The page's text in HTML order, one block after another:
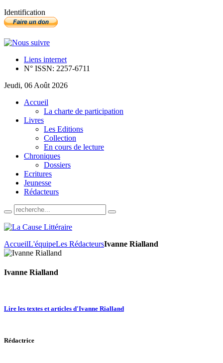
Identification
Liens internet
N° ISSN: 2257-6711
Jeudi, 06 Août 2026
Accueil
La charte de participation
Livres
Les Editions
Collection
En cours de lecture
Chroniques
Dossiers
Ecritures
Jeunesse
Rédacteurs
AccueilL'équipeLes RédacteursIvanne Rialland
Ivanne Rialland
Lire les textes et articles d'Ivanne Rialland
Rédactrice